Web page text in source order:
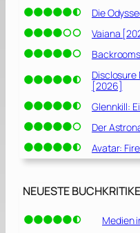
Die
Vaiana
Disclosure
[2026]
Glennkill:
Der
Avatar:
NEUESTE
Medien